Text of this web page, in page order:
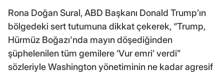
Rona Doğan Sural, ABD Başkanı Donald Trump’ın
bölgedeki sert tutumuna dikkat çekerek, “Trump,
Hürmüz Boğazı'nda mayın döşediğinden
şüphelenilen tüm gemilere ‘Vur emri’ verdi”
sözleriyle Washington yönetiminin ne kadar agresif